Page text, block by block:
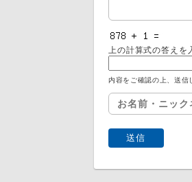
上の計算式の答えを
内容をご確認の上、送信